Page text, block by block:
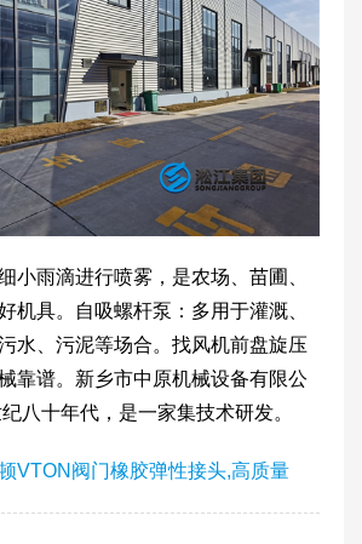
小雨滴进行喷雾，是农场、苗圃、
机具。自吸螺杆泵：多用于灌溉、
水、污泥等场合。找风机前盘旋压
靠谱。新乡市中原机械设备有限公
八十年代，是一家集技术研发。
VTON阀门橡胶弹性接头,高质量